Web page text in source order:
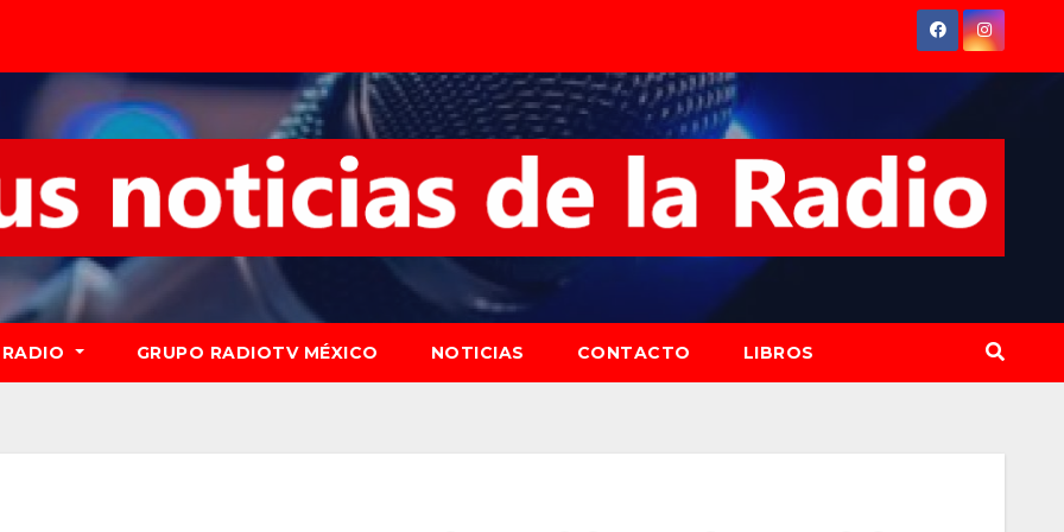
RADIO GRUPO RADIOTV MÉXICO NOTICIAS CONTACTO LIBROS